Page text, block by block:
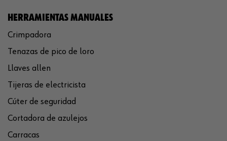
HERRAMIENTAS MANUALES
Crimpadora
Tenazas de pico de loro
Llaves allen
Tijeras de electricista
Cúter de seguridad
Cortadora de azulejos
Carracas